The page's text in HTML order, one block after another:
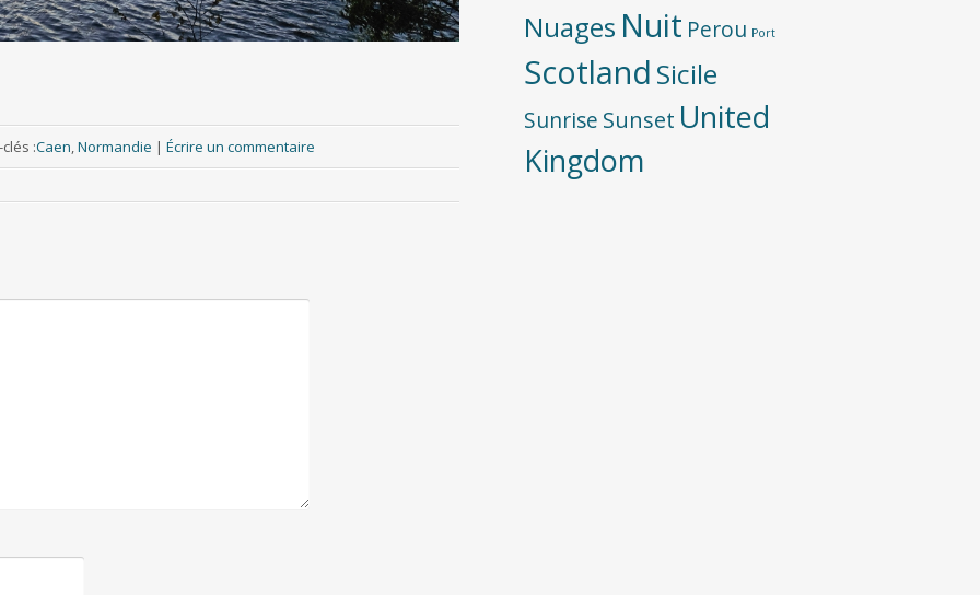
:Caen Normandie | Écrire un commentaire
Nuages Nuit Perou Port
Scotland Sicile
Sunrise Sunset United
Kingdom